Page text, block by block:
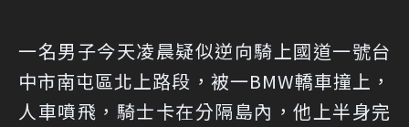
一名男子今天凌晨疑似逆向騎上國道一號台
中市南屯區北上路段，被一BMW轎車撞上，
人車噴飛，騎士卡在分隔島內，他上半身完